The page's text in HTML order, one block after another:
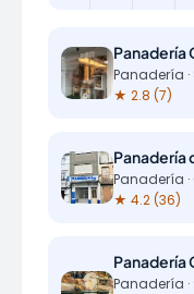
Panadería
Panadería ·
★ 2.8 (7)
Panadería
Panadería
★ 4.2 (36)
Panadería
Panadería